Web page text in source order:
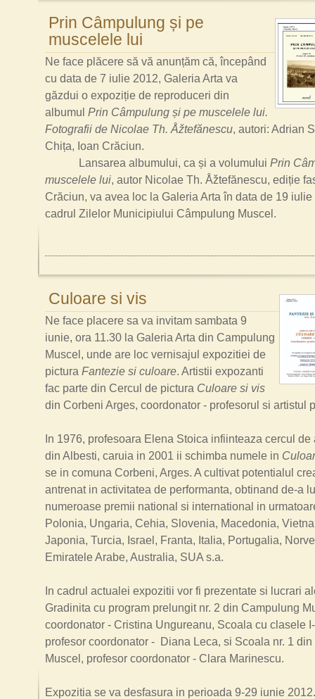
Prin Câmpulung și pe
muscelele lui
Ne face plăcere să vă anunțăm că, începând
cu data de 7 iulie 2012, Galeria Arta va
găzdui o expoziție de reproduceri din
albumul Prin Câmpulung și pe muscelele lui.
Fotografii de Nicolae Th. Åžtefănescu, autori: Adrian
Chița, Ioan Crăciun.
Lansarea albumului, ca și a volumului Prin
muscelele lui, autor Nicolae Th. Åžtefănescu, ediție
Crăciun, va avea loc la Galeria Arta în data de 19
cadrul Zilelor Municipiului Câmpulung Muscel.
Culoare si vis
Ne face placere sa va invitam sambata 9
iunie, ora 11.30 la Galeria Arta din Campulung
Muscel, unde are loc vernisajul expozitiei de
pictura Fantezie si culoare. Artistii expozanti
fac parte din Cercul de pictura Culoare si vis
din Corbeni Arges, coordonator - profesorul si artistul
In 1976, profesoara Elena Stoica infiinteaza cercul
din Albesti, caruia in 2001 ii schimba numele in
se in comuna Corbeni, Arges. A cultivat potentialul
antrenat in activitatea de performanta, obtinand de-a
numeroase premii national si international in
Polonia, Ungaria, Cehia, Slovenia, Macedonia,
Japonia, Turcia, Israel, Franta, Italia, Portugalia,
Emiratele Arabe, Australia, SUA s.a.
In cadrul actualei expozitii vor fi prezentate si lucrari
Gradinita cu program prelungit nr. 2 din Campulung
coordonator - Cristina Ungureanu, Scoala cu clasele
profesor coordonator - Diana Leca, si Scoala nr. 1
Muscel, profesor coordonator - Clara Marinescu.
Expozitia se va desfasura in perioada 9-29 iunie 2012.